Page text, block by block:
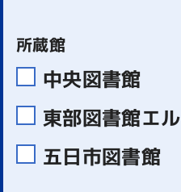
所蔵館
中央図書館
東部図書館エル
五日市図書館